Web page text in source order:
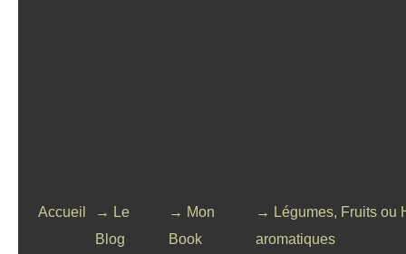
Accueil
→ Le
Blog
→ Mon
Book
→ Légumes, Fruits ou
aromatiques